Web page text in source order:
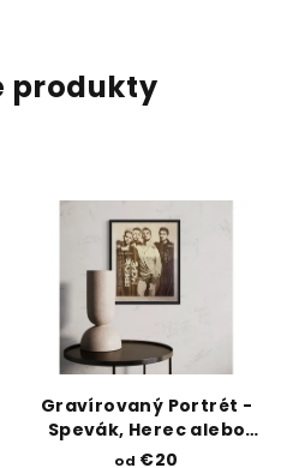
produkty
Gravírovaný Portrét -
Spevák, Herec alebo
Športovec v štýle
od €20